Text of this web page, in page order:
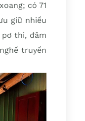
có 71
giữ nhiều
thi, đâm
truyền